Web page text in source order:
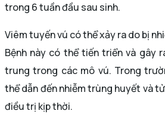
trong 6 tuần đầu sau sinh.
Viêm tuyến vú có thể xảy ra do bị
Bệnh này có thể tiến triển và gây
trung trong các mô vú. Trong
thể dẫn đến nhiễm trùng huyết và
điều trị kịp thời.